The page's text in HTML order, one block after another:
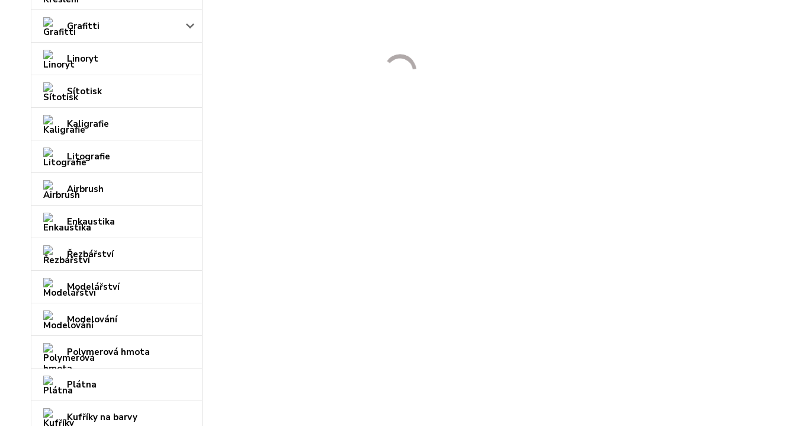
Grafitti
Linoryt
Sítotisk
Kaligrafie
Litografie
Airbrush
Enkaustika
Řezbářství
Modelářství
Modelování
Polymerová hmota
Plátna
Kufříky na barvy